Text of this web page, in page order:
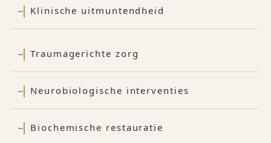
Klinische uitmuntendheid
Traumagerichte zorg
Neurobiologische interventies
Biochemische restauratie